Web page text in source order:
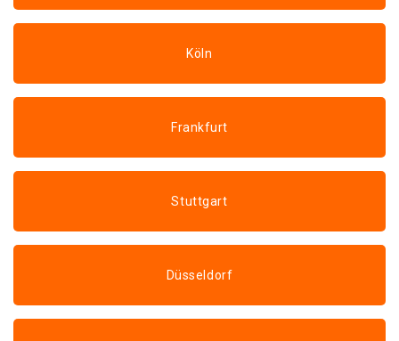
Köln
Frankfurt
Stuttgart
Düsseldorf